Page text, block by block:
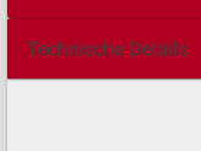
Technische Details